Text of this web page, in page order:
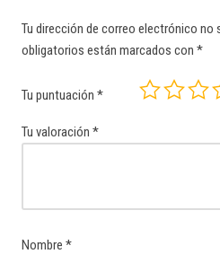
Tu dirección de correo electrónico no
obligatorios están marcados con *
Tu puntuación *
Tu valoración *
Nombre *